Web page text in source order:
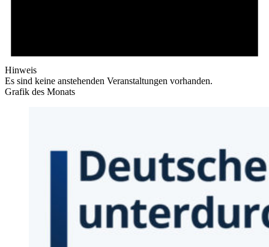
Hinweis
Es sind keine anstehenden Veranstaltungen vorhanden.
Grafik des Monats